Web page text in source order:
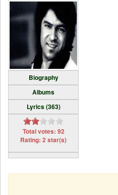
Biography
Albums
Lyrics (363)
Total votes: 92
Rating: 2 star(s)